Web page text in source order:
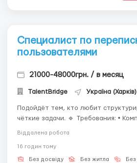
Специалист по
пользователями
21000-48000грн. / в месяц
TalentBridge Україна (Харків)
Подойдёт тем, кто любит
чёткие задачи. 🔹 Требования: • Компьютер или ноутбук;
• Стабильный интернет; •
Віддалена робота
16 годин тому
Без досвіду Без житла